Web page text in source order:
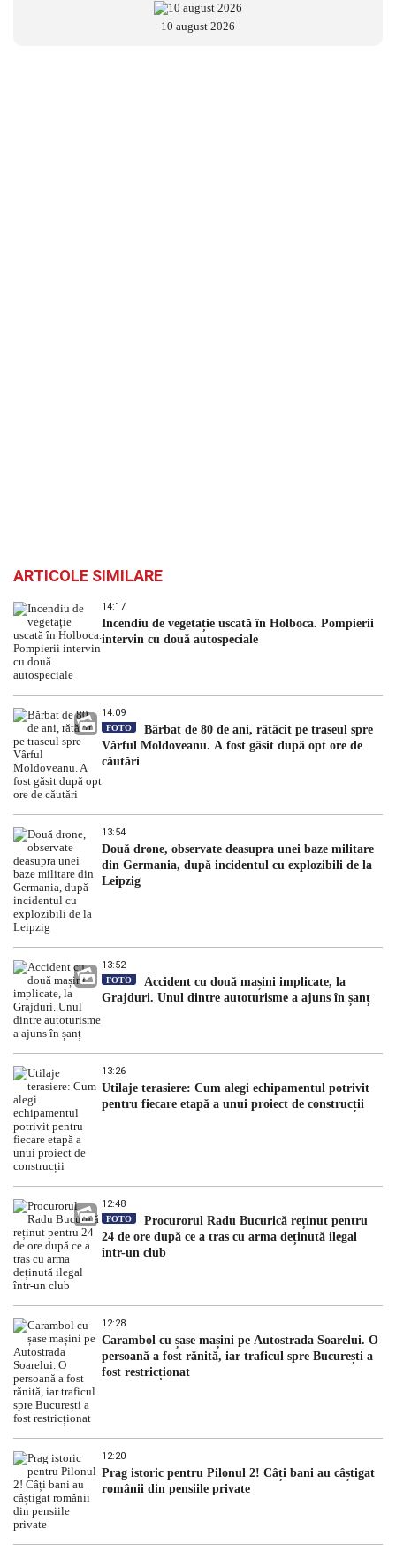
10 august 2026
ARTICOLE SIMILARE
14:17
Incendiu de vegetație uscată în Holboca. Pompierii
intervin cu două autospeciale
14:09
FOTO
Bărbat de 80 de ani, rătăcit pe traseul spre
Vârful Moldoveanu. A fost găsit după opt ore de
căutări
13:54
Două drone, observate deasupra unei baze militare
din Germania, după incidentul cu explozibili de la
Leipzig
13:52
FOTO
Accident cu două mașini implicate, la
Grajduri. Unul dintre autoturisme a ajuns în șanț
13:26
Utilaje terasiere: Cum alegi echipamentul potrivit
pentru fiecare etapă a unui proiect de construcții
12:48
FOTO
Procurorul Radu Bucurică reținut pentru
24 de ore după ce a tras cu arma deținută ilegal
într-un club
12:28
Carambol cu șase mașini pe Autostrada Soarelui. O
persoană a fost rănită, iar traficul spre București a
fost restricționat
12:20
Prag istoric pentru Pilonul 2! Câți bani au câștigat
românii din pensiile private